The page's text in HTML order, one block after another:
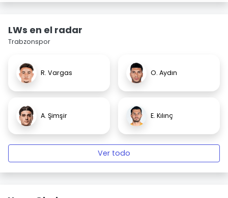
LWs en el radar
Trabzonspor
R. Vargas O. Aydın
A. Şimşir E. Kılınç
Ver todo